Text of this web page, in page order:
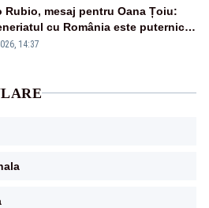
Rubio, mesaj pentru Oana Țoiu:
cu România este puternic
14:37